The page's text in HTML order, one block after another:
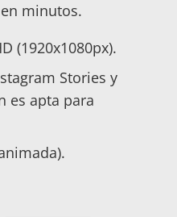
minutos.
(1920x1080px).
Stories y
es apta para